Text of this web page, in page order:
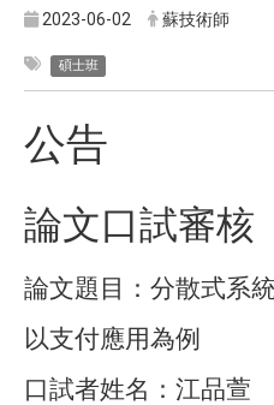
2023-06-02 蘇技術師
碩士班
公告
論文口試審核
論文題目：分散式系
以支付應用為例
口試者姓名：江品萱